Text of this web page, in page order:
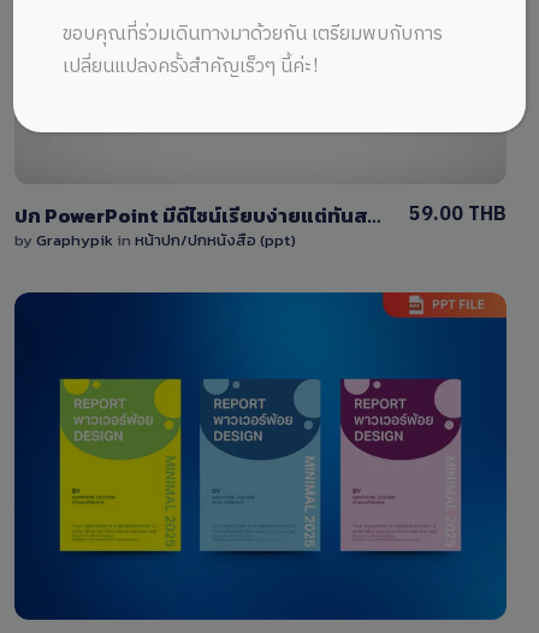
0 Sale
ปก PowerPoint มีดีไซน์เรียบง่ายแต่ทันสมัย พร้อมสีสันหลากหลายและปรับแต่งได้ตามต้องการ โดยออกแบบให้ดูเป็นทางการ
by Graphypik in หน้าปก/ปกหนังสือ (ppt)
59.00 THB
View Details
ขอบคุณที่ร่วมเดินทางมาด้วยกัน เตรียมพบกับการ
เปลี่ยนแปลงครั้งสำคัญเร็วๆ นี้ค่ะ!